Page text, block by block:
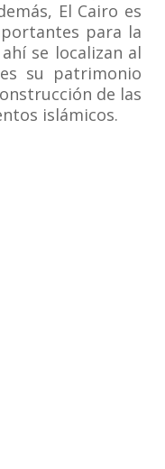
El Cairo es
para la
se localizan al
su patrimonio
de las
islámicos.